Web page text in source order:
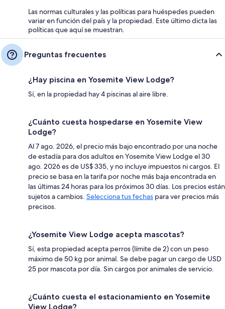
Las normas culturales y las políticas para huéspedes pueden
variar en función del país y la propiedad. Este último dicta las
políticas que aquí se muestran.
Preguntas frecuentes
¿Hay piscina en Yosemite View Lodge?
Sí, en la propiedad hay 4 piscinas al aire libre.
¿Cuánto cuesta hospedarse en Yosemite View
Lodge?
Al 7 ago. 2026, el precio más bajo encontrado por una noche
de estadía para dos adultos en Yosemite View Lodge el 30
ago. 2026 es de US$ 335, y no incluye impuestos ni cargos. El
precio se basa en la tarifa por noche más baja encontrada en
las últimas 24 horas para los próximos 30 días. Los precios están
sujetos a cambios. Selecciona tus fechas para ver precios más
precisos.
¿Yosemite View Lodge acepta mascotas?
Sí, esta propiedad acepta perros (límite de 2) con un peso
máximo de 50 kg por animal. Se debe pagar un cargo de USD
25 por mascota por día. Sin cargos por animales de servicio.
¿Cuánto cuesta el estacionamiento en Yosemite
View Lodge?